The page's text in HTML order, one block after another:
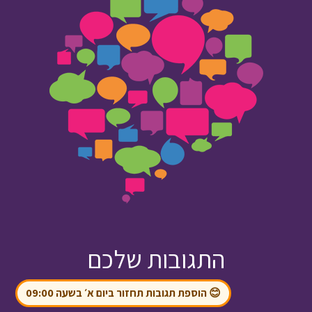
התגובות שלכם
😊 הוספת תגובות תחזור ביום א׳ בשעה 09:00